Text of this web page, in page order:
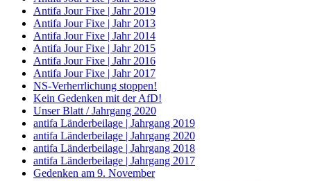
Antifa Jour Fixe | Jahr 2019
Antifa Jour Fixe | Jahr 2013
Antifa Jour Fixe | Jahr 2014
Antifa Jour Fixe | Jahr 2015
Antifa Jour Fixe | Jahr 2016
Antifa Jour Fixe | Jahr 2017
NS-Verherrlichung stoppen!
Kein Gedenken mit der AfD!
Unser Blatt / Jahrgang 2020
antifa Länderbeilage | Jahrgang 2019
antifa Länderbeilage | Jahrgang 2020
antifa Länderbeilage | Jahrgang 2018
antifa Länderbeilage | Jahrgang 2017
Gedenken am 9. November